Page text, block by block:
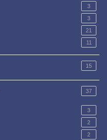
3
3
21
11
15
37
3
2
2